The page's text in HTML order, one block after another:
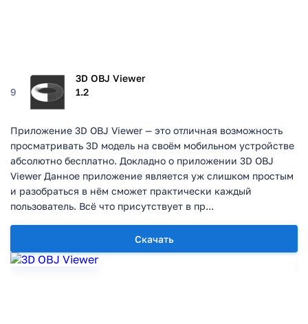
9
3D OBJ Viewer
1.2
Скачать
Приложение 3D OBJ Viewer — это отличная возможность
просматривать 3D модель на своём мобильном устройстве
абсолютно бесплатно. Докладно о приложении 3D OBJ
Viewer Данное приложение является уж слишком простым
и разобраться в нём сможет практически каждый
пользователь. Всё что присутствует в пр...